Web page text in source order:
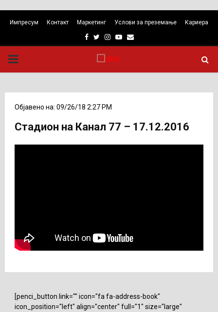
Импресум Контакт Маркетинг Услови за преземање Кариера
Facebook
TwitterInstagram
Youtube
Email
PRIMARY
Објавено на: 09/26/18 2:27 PM
Стадион на Канал 77 – 17.12.2016
[penci_button link="" icon="fa fa-address-book"
icon_position="left" align="center" full="1" size="large"